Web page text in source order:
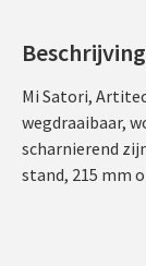
Beschrijving
Mi Satori,
wegdraaibaar,
scharnierend
stand, 215 mm